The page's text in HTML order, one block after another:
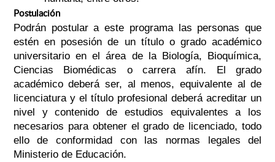
Postulación
Podrán postular a este programa las personas que
estén en posesión de un título o grado académico
universitario en el área de la Biología, Bioquímica,
Ciencias Biomédicas o carrera afín. El grado
académico deberá ser, al menos, equivalente al de
licenciatura y el título profesional deberá acreditar un
nivel y contenido de estudios equivalentes a los
necesarios para obtener el grado de licenciado, todo
ello de conformidad con las normas legales del
Ministerio de Educación.